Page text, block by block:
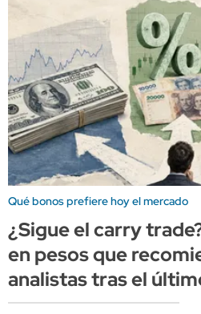
Qué bonos prefiere hoy el mercado
¿Sigue el carry
en pesos que
analistas tras el